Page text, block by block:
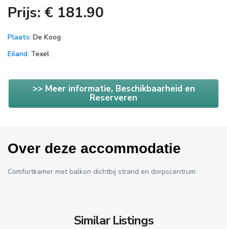
Prijs: € 181.90
Plaats: De Koog
Eiland: Texel
>> Meer informatie, Beschikbaarheid en
Reserveren
Over deze accommodatie
Comfortkamer met balkon dichtbij strand en dorpscentrum
Similar Listings